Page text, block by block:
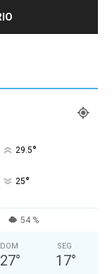
29.5°
25°
54 %
DOM
27°
SEG
17°